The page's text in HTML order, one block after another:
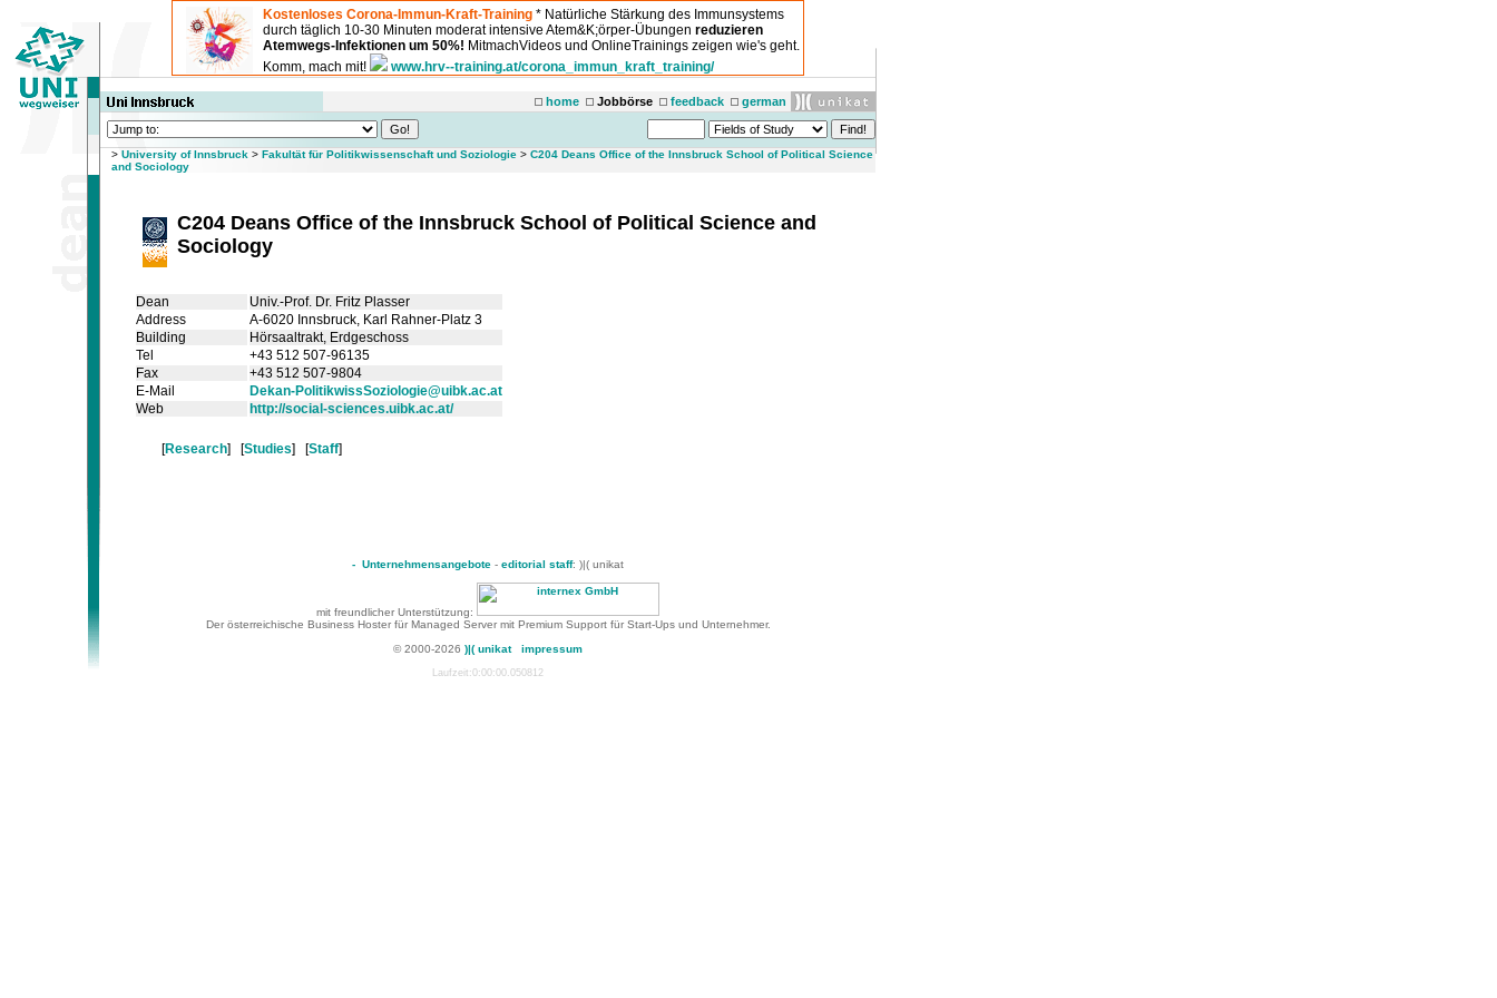
Kostenloses Corona-Immun-Kraft-Training * Natürliche Stärkung des Immunsystems
durch täglich 10-30 Minuten moderat intensive Atem&K;örper-Übungen reduzieren
Atemwegs-Infektionen um 50%! MitmachVideos und OnlineTrainings zeigen wie's geht.
Komm, mach mit!
www.hrv--training.at/corona_immun_kraft_training/
home Jobbörse feedback german
> University of Innsbruck > Fakultät für Politikwissenschaft und Soziologie > C204 Deans Office of the Innsbruck School of Political Science
and Sociology
C204 Deans Office of the Innsbruck School of Political Science and
Sociology
Dean
Univ.-Prof. Dr. Fritz Plasser
Address
A-6020 Innsbruck, Karl Rahner-Platz 3
Building
Hörsaaltrakt, Erdgeschoss
Tel
+43 512 507-96135
Fax
+43 512 507-9804
E-Mail
Dekan-PolitikwissSoziologie@uibk.ac.at
Web
http://social-sciences.uibk.ac.at/
[Research] [Studies] [Staff]
- Unternehmensangebote - editorial staff: )|( unikat
mit freundlicher Unterstützung:
Der österreichische Business Hoster für Managed Server mit Premium Support für Start-Ups und Unternehmer.
© 2000-2026 )|( unikat impressum
Laufzeit:0:00:00.050812